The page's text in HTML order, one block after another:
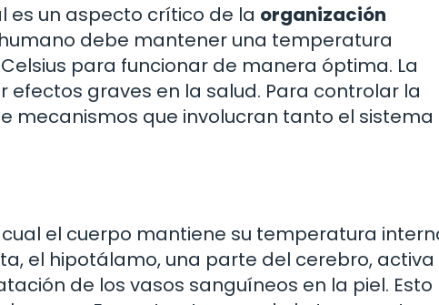
es un aspecto crítico de la organización
humano debe mantener una temperatura
para funcionar de manera óptima. La
graves en la salud. Para controlar la
mecanismos que involucran tanto el sistema
el cuerpo mantiene su temperatura
el hipotálamo, una parte del cerebro, activa
de los vasos sanguíneos en la piel. Esto